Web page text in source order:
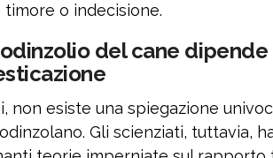
o indecisione.
del cane
non esiste una spiegazione
Gli scienziati, tuttavia,